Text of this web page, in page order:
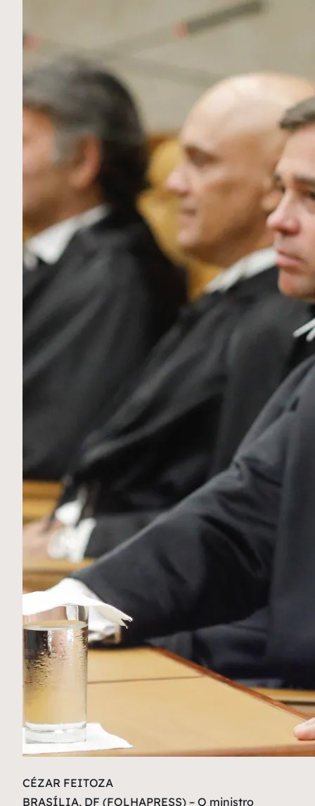
CÉZAR FEITOZA
BRASÍLIA, DF (FOLHAPRESS) – O ministro